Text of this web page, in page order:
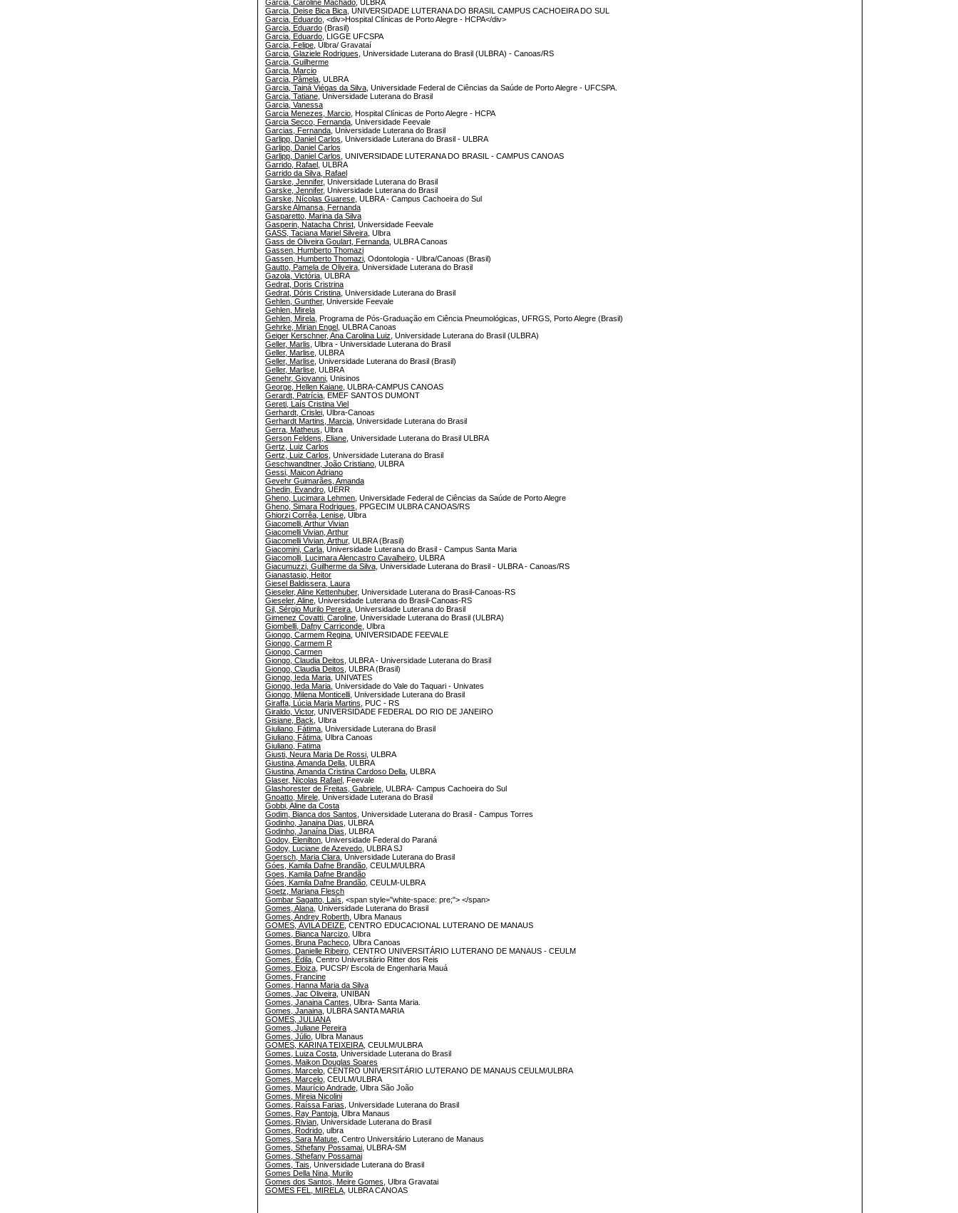
Garcia, Caroline Machado, ULBRA
Garcia, Deise Bica Bica, UNIVERSIDADE LUTERANA DO BRASIL CAMPUS CACHOEIRA DO SUL
Garcia, Eduardo, <div>Hospital Clínicas de Porto Alegre - HCPA</div>
Garcia, Eduardo(Brasil)
Garcia, Eduardo, LIGGE UFCSPA
Garcia, Felipe, Ulbra/ Gravataí
Garcia, Glaziele Rodrigues , Universidade Luterana do Brasil (ULBRA) - Canoas/RS
Garcia, Guilherme
Garcia, Marcio
Garcia, Pâmela, ULBRA
Garcia, Tainá Viégas da Silva, Universidade Federal de Ciências da Saúde de Porto Alegre - UFCSPA.
Garcia, Tatiane, Universidade Luterana do Brasil
Garcia, Vanessa
Garcia Menezes, Marcio, Hospital Clínicas de Porto Alegre - HCPA
Garcia Secco, Fernanda, Universidade Feevale
Garcias, Fernanda, Universidade Luterana do Brasil
Garlipp, Daniel Carlos , Universidade Luterana do Brasil - ULBRA
Garlipp, Daniel Carlos
Garlipp, Daniel Carlos , UNIVERSIDADE LUTERANA DO BRASIL - CAMPUS CANOAS
Garrido, Rafael, ULBRA
Garrido da Silva, Rafael
Garske, Jennifer, Universidade Luterana do Brasil
Garske, Jennifer, Universidade Luterana do Brasil
Garske, Nícolas Guarese, ULBRA - Campus Cachoeira do Sul
Garske Almansa, Fernanda
Gasparetto, Marina da Silva
Gasperin, Natacha Christ, Universidade Feevale
GASS, Taciana Mariel Silveira, Ulbra
Gass de Oliveira Goulart, Fernanda, ULBRA Canoas
Gassen, Humberto Thomazi
Gassen, Humberto Thomazi, Odontologia - Ulbra/Canoas (Brasil)
Gautto, Pamela de Oliveira, Universidade Luterana do Brasil
Gazola, Victória, ULBRA
Gedrat, Doris Cristrina
Gedrat, Dóris Cristina, Universidade Luterana do Brasil
Gehlen, Gunther, Universide Feevale
Gehlen, Mirela
Gehlen, Mirela, Programa de Pós-Graduação em Ciência Pneumológicas, UFRGS, Porto Alegre (Brasil)
Gehrke, Mirian Engel, ULBRA Canoas
Geiger Kerschner, Ana Carolina Luiz , Universidade Luterana do Brasil (ULBRA)
Geller, Marlis , Ulbra - Universidade Luterana do Brasil
Geller, Marlise, ULBRA
Geller, Marlise, Universidade Luterana do Brasil (Brasil)
Geller, Marlise, ULBRA
Genehr, Giovanni, Unisinos
George, Hellen Kaiane, ULBRA-CAMPUS CANOAS
Gerardt, Patrícia, EMEF SANTOS DUMONT
Gereti, Laís Cristina Viel
Gerhardt, Crislei, Ulbra-Canoas
Gerhardt Martins, Marcia, Universidade Luterana do Brasil
Gerra, Matheus , Ulbra
Gerson Feldens, Eliane, Universidade Luterana do Brasil ULBRA
Gertz, Luiz Carlos
Gertz, Luiz Carlos , Universidade Luterana do Brasil
Geschwandtner, João Cristiano, ULBRA
Gessi, Maicon Adriano
Gevehr Guimarães, Amanda
Ghedin, Evandro, UERR
Gheno, Lucimara Lehmen, Universidade Federal de Ciências da Saúde de Porto Alegre
Gheno, Simara Rodrigues , PPGECIM ULBRA CANOAS/RS
Ghiorzi Corrêa, Lenise, Ulbra
Giacomelli, Arthur Vivian
Giacomelli Vivian, Arthur
Giacomelli Vivian, Arthur, ULBRA (Brasil)
Giacomini, Carla, Universidade Luterana do Brasil - Campus Santa Maria
Giacomolli, Lucimara Alencastro Cavalheiro, ULBRA
Giacumuzzi, Guilherme da Silva, Universidade Luterana do Brasil - ULBRA - Canoas/RS
Gianastasio, Heitor
Giesel Baldissera, Laura
Gieseler, Aline Kettenhuber, Universidade Luterana do Brasil-Canoas-RS
Gieseler, Aline, Universidade Luterana do Brasil-Canoas-RS
Gil, Sérgio Murilo Pereira, Universidade Luterana do Brasil
Gimenez Covatti, Caroline, Universidade Luterana do Brasil (ULBRA)
Giombelli, Dafny Carriconde, Ulbra
Giongo, Carmem Regina, UNIVERSIDADE FEEVALE
Giongo, Carmem R
Giongo, Carmen
Giongo, Claudia Deitos , ULBRA - Universidade Luterana do Brasil
Giongo, Claudia Deitos , ULBRA (Brasil)
Giongo, Ieda Maria, UNIVATES
Giongo, Ieda Maria, Universidade do Vale do Taquari - Univates
Giongo, Milena Monticelli, Universidade Luterana do Brasil
Giraffa, Lúcia Maria Martins , PUC - RS
Giraldo, Victor, UNIVERSIDADE FEDERAL DO RIO DE JANEIRO
Gisiane, Back , Ulbra
Giuliano, Fátima, Universidade Luterana do Brasil
Giuliano, Fátima, Ulbra Canoas
Giuliano, Fatima
Giusti, Neura Maria De Rossi, ULBRA
Giustina, Amanda Della, ULBRA
Giustina, Amanda Cristina Cardoso Della, ULBRA
Glaser, Nicolas Rafael, Feevale
Glashorester de Freitas, Gabriele, ULBRA- Campus Cachoeira do Sul
Gnoatto, Mirele, Universidade Luterana do Brasil
Gobbi, Aline da Costa
Godim, Bianca dos Santos , Universidade Luterana do Brasil - Campus Torres
Godinho, Janaina Dias , ULBRA
Godinho, Janaína Dias , ULBRA
Godoy, Elenilton, Universidade Federal do Paraná
Godoy, Luciane de Azevedo, ULBRA SJ
Goersch, Maria Clara, Universidade Luterana do Brasil
Góes, Kamila Dafne Brandão, CEULM/ULBRA
Goes, Kamila Dafne Brandão
Góes, Kamila Dafne Brandão, CEULM-ULBRA
Goetz, Mariana Flesch
Gombar Sagatto, Laís , <span style="white-space: pre;"> </span>
Gomes, Alana, Universidade Luterana do Brasil
Gomes, Andrey Roberth, Ulbra Manaus
GOMES, ÁVILA DEIZE, CENTRO EDUCACIONAL LUTERANO DE MANAUS
Gomes, Bianca Narcizo, Ulbra
Gomes, Bruna Pacheco, Ulbra Canoas
Gomes, Danielle Ribeiro, CENTRO UNIVERSITÁRIO LUTERANO DE MANAUS - CEULM
Gomes, Édila, Centro Universitário Ritter dos Reis
Gomes, Eloiza, PUCSP/ Escola de Engenharia Mauá
Gomes, Francine
Gomes, Hanna Maria da Silva
Gomes, Jac Oliveira, UNIBAN
Gomes, Janaina Cantes , Ulbra- Santa Maria.
Gomes, Janaina, ULBRA SANTA MARIA
GOMES, JULIANA
Gomes, Juliane Pereira
Gomes, Júlio, Ulbra Manaus
GOMES, KARINA TEIXEIRA, CEULM/ULBRA
Gomes, Luiza Costa, Universidade Luterana do Brasil
Gomes, Maikon Douglas Soares
Gomes, Marcelo, CENTRO UNIVERSITÁRIO LUTERANO DE MANAUS CEULM/ULBRA
Gomes, Marcelo, CEULM/ULBRA
Gomes, Maurício Andrade, Ulbra São João
Gomes, Mireia Nicolini
Gomes, Raíssa Farias , Universidade Luterana do Brasil
Gomes, Ray Pantoja, Ulbra Manaus
Gomes, Rivian, Universidade Luterana do Brasil
Gomes, Rodrido, ulbra
Gomes, Sara Matute, Centro Universitário Luterano de Manaus
Gomes, Sthefany Possamai, ULBRA-SM
Gomes, Sthefany Possamai
Gomes, Tais , Universidade Luterana do Brasil
Gomes Della Nina, Murilo
Gomes dos Santos, Meire Gomes , Ulbra Gravatai
GOMES FEL, MIRELA, ULBRA CANOAS